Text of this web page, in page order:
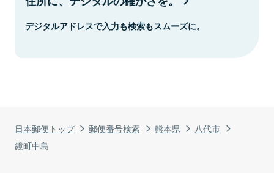
日本郵便トップ 郵便番号検索 熊本県
八代市
鏡町中島
デジタルアドレスで入力も検索もスムーズに。